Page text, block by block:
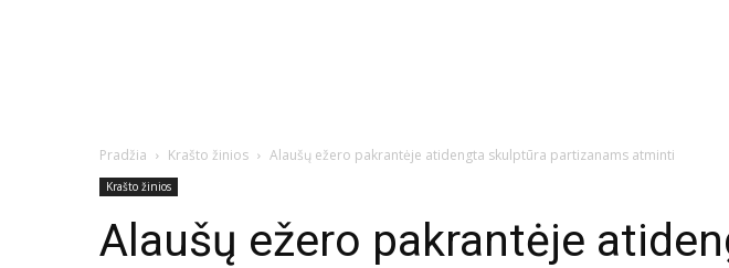
Pradžia Krašto žinios Alaušų ežero pakrantėje atidengta skulptūra partizanams atminti
Krašto žinios
Alaušų ežero pakrantėje